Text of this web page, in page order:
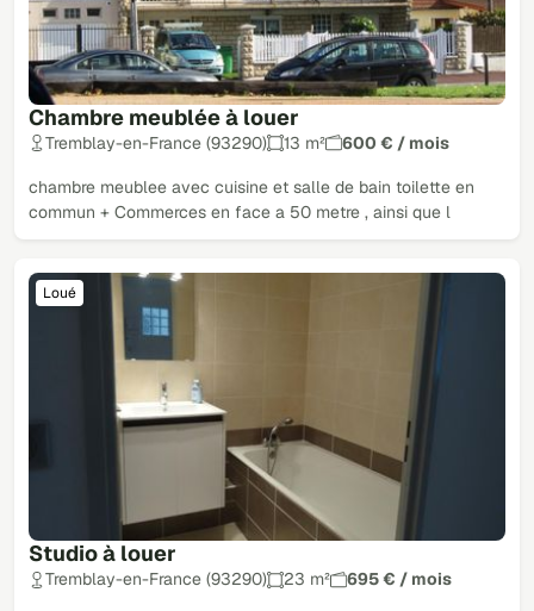
Chambre meublée à louer
Tremblay-en-France (93290) 13 m² 600 € / mois
chambre meublee avec cuisine et salle de bain toilette en
commun + Commerces en face a 50 metre , ainsi que l
Studio à louer
Loué
Tremblay-en-France (93290) 23 m² 695 € / mois